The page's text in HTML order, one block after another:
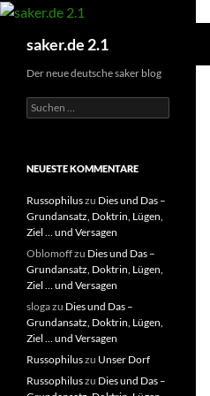
Zum
springen
saker.de 2.1
Der neue deutsche saker blog
S
u
e
n
a
c
h
:
NEUESTE KOMMENTARE
Russophiluszu Dies und Das –
Grundansatz, Doktrin, Lügen,
Ziel … und Versagen
Oblomoffzu Dies und Das –
Grundansatz, Doktrin, Lügen,
Ziel … und Versagen
slogazu Dies und Das –
Grundansatz, Doktrin, Lügen,
Ziel … und Versagen
Russophiluszu Unser Dorf
Russophiluszu Dies und Das –